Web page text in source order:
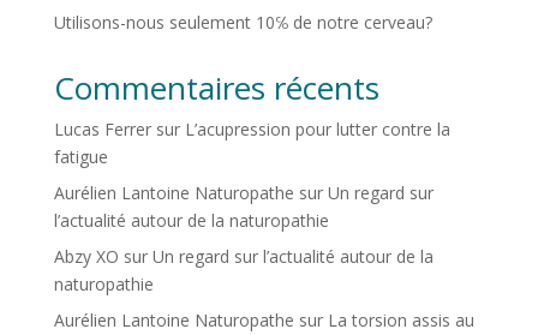
Utilisons-nous seulement 10℅ de notre cerveau?
Commentaires récents
Lucas Ferrersur L’acupression pour lutter contre la
fatigue
Aurélien Lantoine Naturopathe sur Un regard sur
l’actualité autour de la naturopathie
Abzy XO sur Un regard sur l’actualité autour de la
naturopathie
Aurélien Lantoine Naturopathe sur La torsion assis au